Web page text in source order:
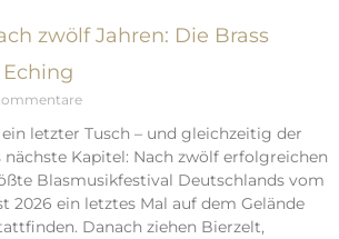
zwölf Jahren: Die Brass
letzter Tusch – und gleichzeitig der
nächste Kapitel: Nach zwölf erfolgreichen
Blasmusikfestival Deutschlands vom
2026 ein letztes Mal auf dem Gelände
Danach ziehen Bierzelt,